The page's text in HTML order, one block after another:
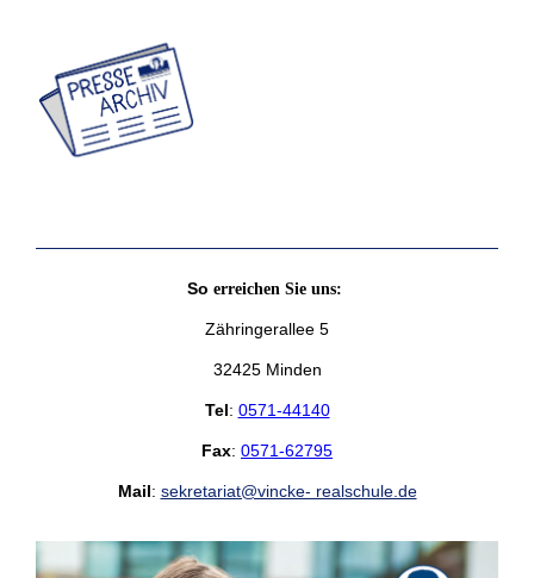
So erreichen Sie uns:
Zähringerallee 5
32425 Minden
Tel: 0571-44140
Fax: 0571-62795
Mail: sekretariat@vincke- realschule.de